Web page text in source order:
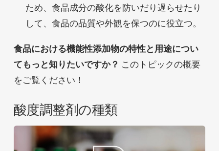
ため、食品成分の酸化を防いだり遅らせたり
して、食品の品質や外観を保つのに役立つ。
食品における機能性添加物の特性と用途につい
てもっと知りたいですか？ このトピックの概要
をご覧ください！
酸度調整剤の種類